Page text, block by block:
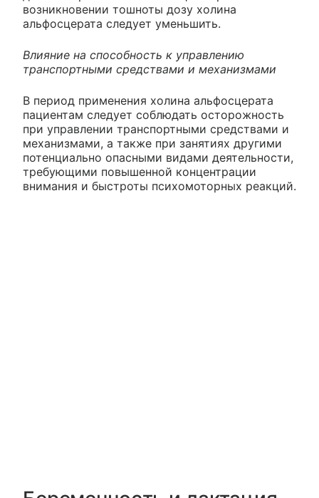
возникновении тошноты дозу холина
альфосцерата следует уменьшить.
Влияние на способность к управлению
транспортными средствами и механизмами
В период применения холина альфосцерата
пациентам следует соблюдать осторожность
при управлении транспортными средствами и
механизмами, а также при занятиях другими
потенциально опасными видами деятельности,
требующими повышенной концентрации
внимания и быстроты психомоторных реакций.